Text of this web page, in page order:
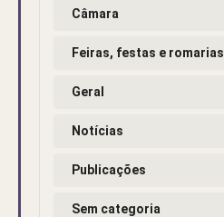
Câmara
Feiras, festas e romarias
Geral
Notícias
Publicações
Sem categoria